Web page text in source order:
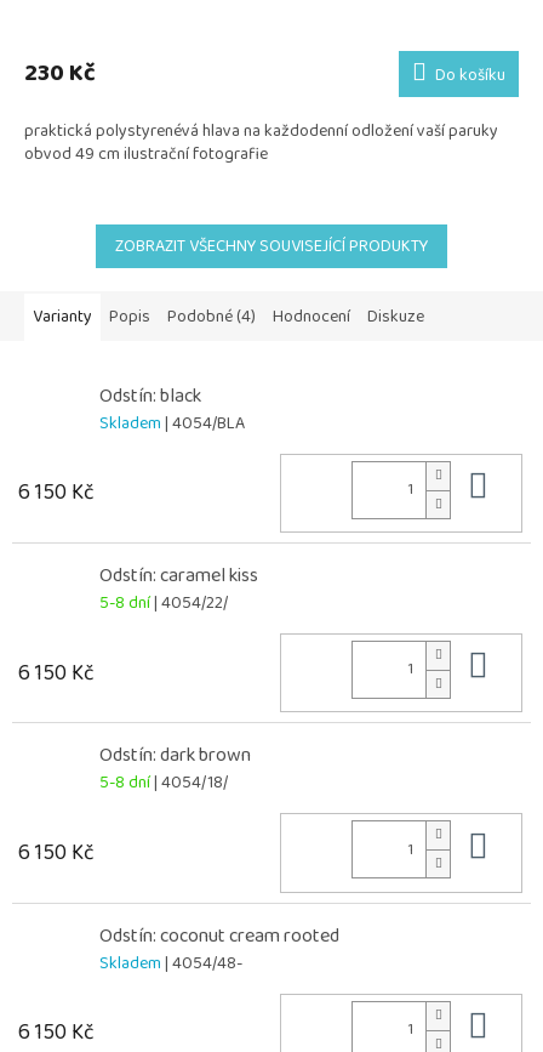
230 Kč Do košíku
praktická polystyrenévá hlava na každodenní odložení vaší paruky
obvod 49 cm ilustrační fotografie
ZOBRAZIT VŠECHNY SOUVISEJÍCÍ PRODUKTY
Varianty Popis Podobné (4) Hodnocení Diskuze
Odstín: black
Skladem| 4054/BLA
6 150 Kč
Odstín: caramel kiss
5-8 dní| 4054/22/
6 150 Kč
Odstín: dark brown
5-8 dní| 4054/18/
6 150 Kč
Odstín: coconut cream rooted
Skladem| 4054/48-
6 150 Kč